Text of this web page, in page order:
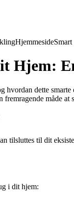
Hjemmeside
Hjem:
dette
måde at
tilsluttes til dit
i dit hjem: